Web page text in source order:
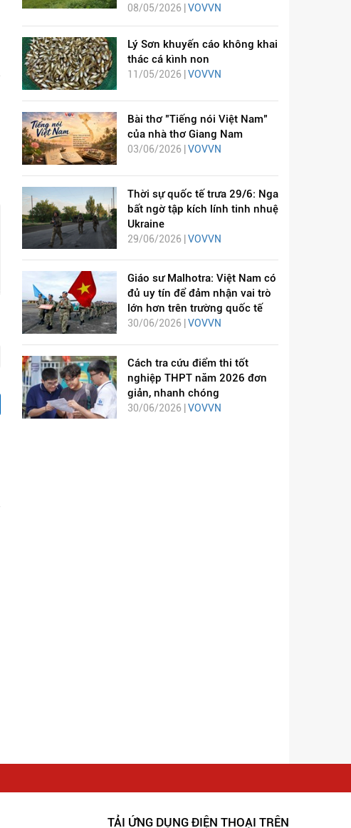
08/05/2026 | VOVVN
Lý Sơn khuyến cáo không khai
thác cá kình non
11/05/2026 | VOVVN
Bài thơ "Tiếng nói Việt Nam"
của nhà thơ Giang Nam
03/06/2026 | VOVVN
Thời sự quốc tế trưa 29/6: Nga
bất ngờ tập kích lính tinh nhuệ
Ukraine
29/06/2026 | VOVVN
Giáo sư Malhotra: Việt Nam có
đủ uy tín để đảm nhận vai trò
lớn hơn trên trường quốc tế
30/06/2026 | VOVVN
Cách tra cứu điểm thi tốt
nghiệp THPT năm 2026 đơn
giản, nhanh chóng
30/06/2026 | VOVVN
TẢI ỨNG DỤNG ĐIỆN THOẠI TRÊN